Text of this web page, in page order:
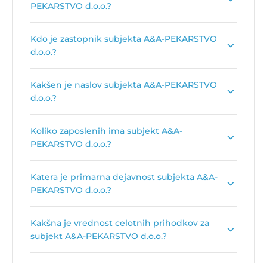
PEKARSTVO d.o.o.?
pekarstvo, gostinstvo, trgovina in storitve,
d.o.o..
Kdo je zastopnik subjekta A&A-PEKARSTVO
d.o.o.?
Kakšen je naslov subjekta A&A-PEKARSTVO
d.o.o.?
Maribor.
Koliko zaposlenih ima subjekt A&A-
PEKARSTVO d.o.o.?
Katera je primarna dejavnost subjekta A&A-
PEKARSTVO d.o.o.?
d.o.o. jeProizvodnja kruha, svežega peciva in
slaščic.
Kakšna je vrednost celotnih prihodkov za
subjekt A&A-PEKARSTVO d.o.o.?